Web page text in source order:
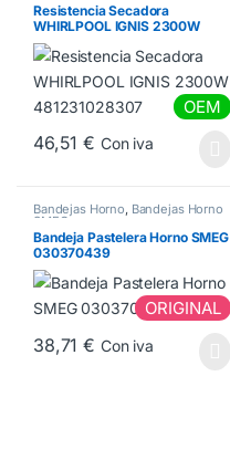
Resistencia Secadora
WHIRLPOOL IGNIS 2300W
481231028307
OEM
46,51€ Con iva
Bandejas Horno, Bandejas Horno
SMEG
Bandeja Pastelera Horno SMEG
030370439
ORIGINAL
38,71€ Con iva